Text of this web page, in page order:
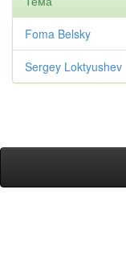
Foma Belsky
Sergey Loktyushev